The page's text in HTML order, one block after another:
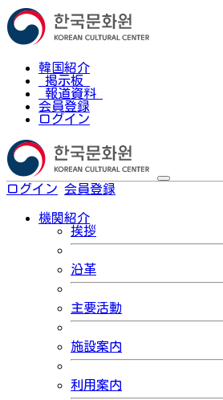
韓国紹介
掲示板
報道資料
会員登録
ログイン
ログイン 会員登録
機関紹介
挨拶
沿革
主要活動
施設案内
利用案内